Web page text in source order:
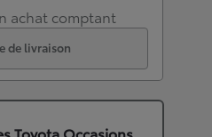
achat comptant
de livraison